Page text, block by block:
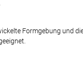
Formgebung und